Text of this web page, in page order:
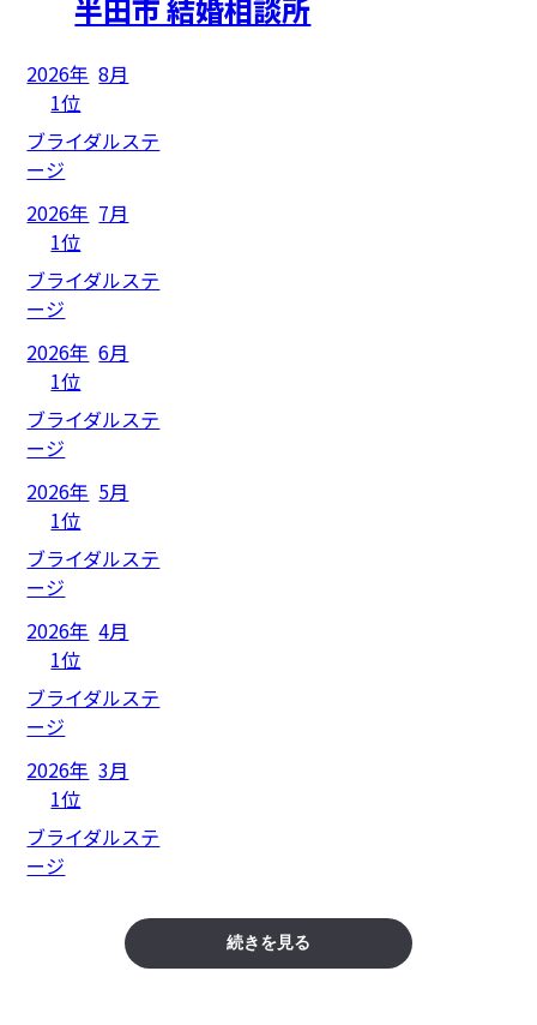
半田市 結婚相談所
2026年 8月
1位
ブライダルステ
ージ
2026年 7月
1位
ブライダルステ
ージ
2026年 6月
1位
ブライダルステ
ージ
2026年 5月
1位
ブライダルステ
ージ
2026年 4月
1位
ブライダルステ
ージ
2026年 3月
1位
ブライダルステ
ージ
続きを見る